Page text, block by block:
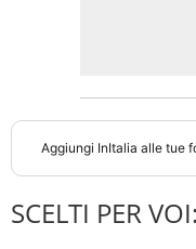
Aggiungi InItalia alle tue
SCELTI PER VOI: